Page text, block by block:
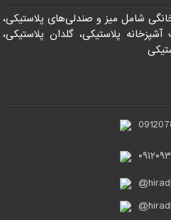
شامل میز و صندلی‌های پلاستیکی،
پلاستیکی، گلدان پلاستیکی،